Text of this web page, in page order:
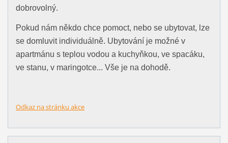
dobrovolný.
Pokud nám někdo chce pomoct, nebo se ubytovat, lze
se domluvit individuálně. Ubytování je možné v
apartmánu s teplou vodou a kuchyňkou, ve spacáku,
ve stanu, v maringotce... Vše je na dohodě.
Odkaz na stránku akce